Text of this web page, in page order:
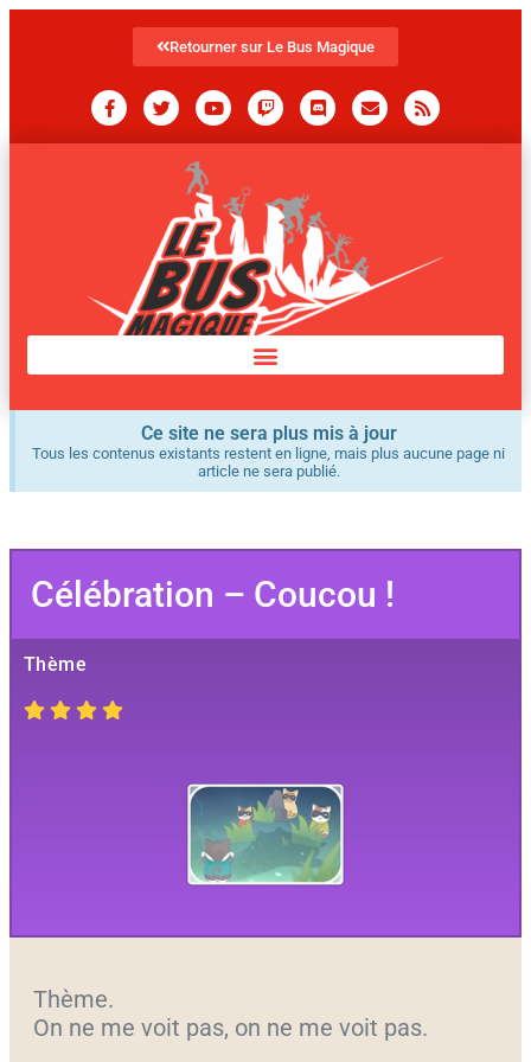
Retourner sur Le Bus Magique
Ce site ne sera plus mis à jour
Tous les contenus existants restent en ligne, mais plus aucune page ni
article ne sera publié.
Célébration – Coucou !
Thème
Thème.
On ne me voit pas, on ne me voit pas.